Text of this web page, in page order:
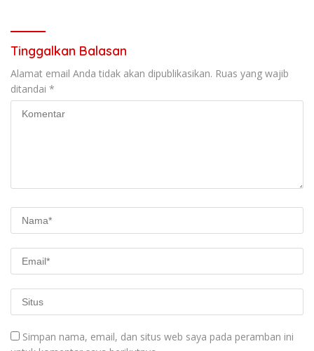
Tinggalkan Balasan
Alamat email Anda tidak akan dipublikasikan. Ruas yang wajib
ditandai *
Simpan nama, email, dan situs web saya pada peramban ini